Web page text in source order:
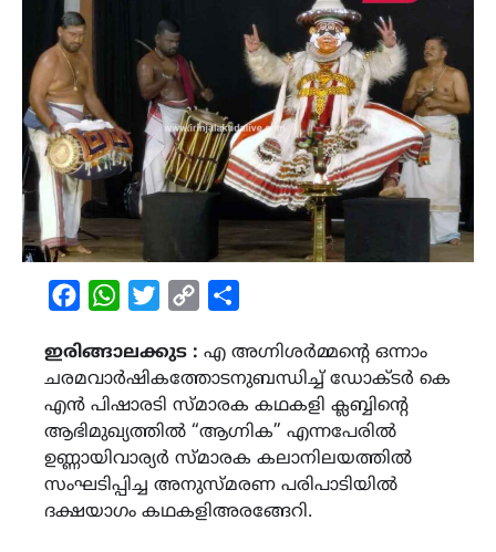
FacebookWhatsAppTwitterCopy
ഇരിങ്ങാലക്കുട : എ അഗ്നിശർമ്മന്‍റെ ഒന്നാം
ചരമവാർഷികത്തോടനുബന്ധിച്ച് ഡോക്ടർ കെ
എൻ പിഷാരടി സ്മാരക കഥകളി ക്ലബ്ബിന്‍റെ
ആഭിമുഖ്യത്തിൽ “ആഗ്നിക” എന്നപേരിൽ
ഉണ്ണായിവാര്യർ സ്മാരക കലാനിലയത്തിൽ
സംഘടിപ്പിച്ച അനുസ്മരണ പരിപാടിയിൽ
ദക്ഷയാഗം കഥകളിഅരങ്ങേറി.